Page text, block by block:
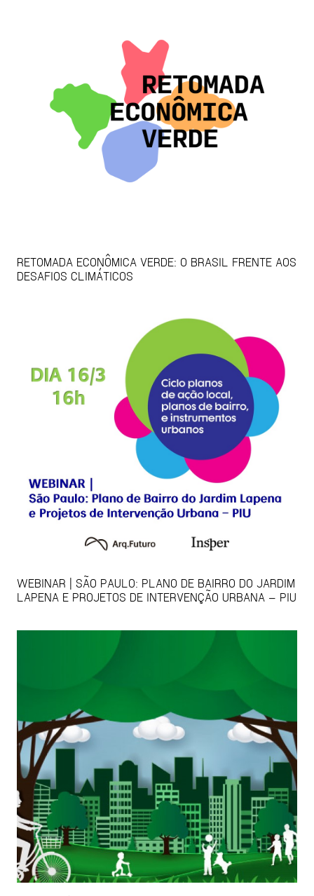
RETOMADA ECONÔMICA VERDE: O BRASIL FRENTE AOS
DESAFIOS CLIMÁTICOS
WEBINAR | SÃO PAULO: PLANO DE BAIRRO DO JARDIM
LAPENA E PROJETOS DE INTERVENÇÃO URBANA – PIU